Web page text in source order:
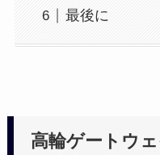
最後に
高輪ゲートウ